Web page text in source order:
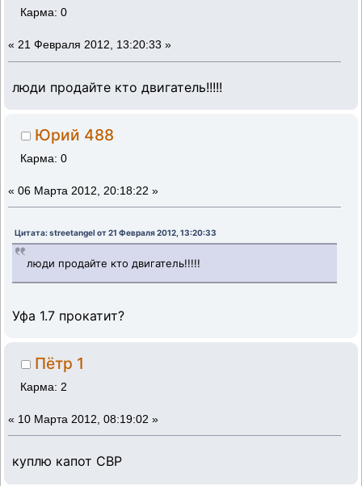
Карма: 0
« 21 Февраля 2012, 13:20:33 »
люди продайте кто двигатель!!!!!
Юрий 488
Карма: 0
« 06 Марта 2012, 20:18:22 »
Цитата: streetangel от 21 Февраля 2012, 13:20:33
люди продайте кто двигатель!!!!!
Уфа 1.7 прокатит?
Пётр 1
Карма: 2
« 10 Марта 2012, 08:19:02 »
куплю капот СВР